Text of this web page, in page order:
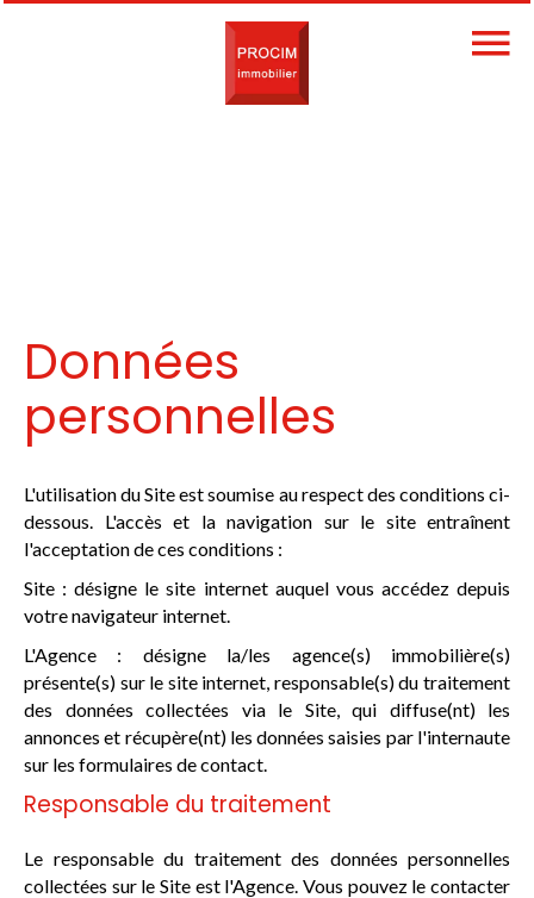
Données
personnelles
L'utilisation du Site est soumise au respect des conditions ci-
dessous. L'accès et la navigation sur le site entraînent
l'acceptation de ces conditions :
Site : désigne le site internet auquel vous accédez depuis
votre navigateur internet.
L'Agence : désigne la/les agence(s) immobilière(s)
présente(s) sur le site internet, responsable(s) du traitement
des données collectées via le Site, qui diffuse(nt) les
annonces et récupère(nt) les données saisies par l'internaute
sur les formulaires de contact.
Responsable du traitement
Le responsable du traitement des données personnelles
collectées sur le Site est l'Agence. Vous pouvez le contacter